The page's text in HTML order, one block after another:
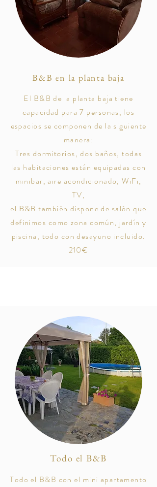
B&B en la planta baja
El B&B de la planta baja tiene
capacidad para 7 personas, los
espacios se componen de la siguiente
manera:
Tres dormitorios, dos baños, todas
las habitaciones están equipadas con
minibar, aire acondicionado, WiFi,
TV,
el B&B también dispone de salón que
definimos como zona común, jardín y
piscina, todo con desayuno incluido.
210€
Todo el B&B
Todo el B&B con el mini apartamento